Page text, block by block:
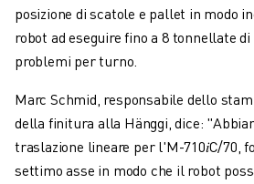
posizione di scatole e pallet in modo
robot ad eseguire fino a 8 tonnellate
problemi per turno.
Marc Schmid, responsabile dello
della finitura alla Hänggi, dice:
traslazione lineare per l'M-710𝑖C/70,
settimo asse in modo che il robot